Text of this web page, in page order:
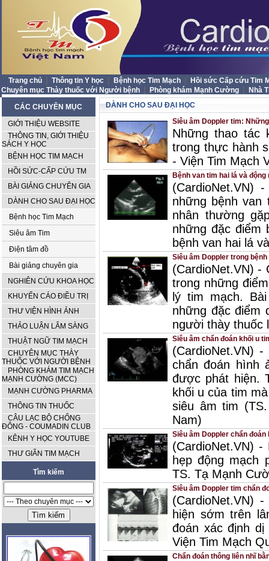
Trang chủ Thông tin Y học Bệnh học Tim Mạch
Hồi sức Cấp cứu Tim
Chuyên mục Thày thuốc với Người bệnh
Phòng khám Mạnh Cường
Nhà
CÁC CHUYÊN MỤC
GIỚI THIỆU WEBSITE
THÔNG TIN, GIỚI THIỆU
SÁCH Y HỌC
BỆNH HỌC TIM MẠCH
HỒI SỨC-CẤP CỨU TM
BÀI GIẢNG CHUYÊN GIA
DÀNH CHO SAU ĐẠI HỌC
Bệnh học Tim Mạch
Siêu âm Tim
Điện tâm đồ
Bài giảng chuyên gia
NGHIÊN CỨU KHOA HỌC
KHUYẾN CÁO ĐIỀU TRỊ
THƯ VIỆN HÌNH ẢNH
THẢO LUẬN LÂM SÀNG
THUẬT NGỮ TIM MẠCH
CHUYÊN MỤC THÀY
THUỐC VỚI NGƯỜI BỆNH
PHÒNG KHÁM TIM MẠCH
MẠNH CƯỜNG (MCC)
MẠNH CƯỜNG PHARMA
THÔNG TIN THUỐC
CÂU LẠC BỘ CHỐNG
ĐÔNG - COUMADIN CLUB
KÊNH Y HỌC YOUTUBE
THƯ GIÃN TIM MẠCH
Tìm kiếm
DÀNH CHO SAU ĐẠI HỌC
Siêu âm Doppler tim:
Những thao tác
trong thực hành
- Viện Tim Mạch
Bệnh van tim hai lá và động
(CardioNet.VN)
những bệnh
nhân thường
những đặc điểm
bệnh van hai lá
Siêu âm Doppler trong
(CardioNet.VN) -
trong những
lý tim mạch.
những đặc điểm
người thày thuốc
Siêu âm chẩn đoán khối u
(CardioNet.VN)
chẩn đoán hình
được phát hiện.
khối u của tim
siêu âm tim
Nam)
Siêu âm Doppler chẩn đoán
(CardioNet.VN)
hẹp động mạch
TS. Tạ Mạnh
Siêu âm Doppler tim chẩn
(CardioNet.VN)
hiện sớm trên
đoán xác định
Viện Tim Mạch
Chẩn đoán thông liên nhĩ